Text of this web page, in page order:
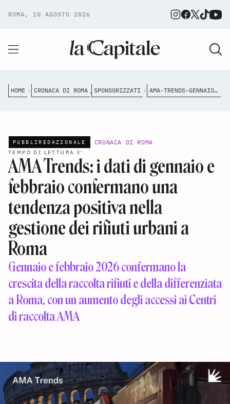
ROMA, 10 AGOSTO 2026
HOME CRONACA DI ROMA , SPONSORIZZATI AMA-TRENDS-GENNAIO-FEBBRAIO-2026-RIFIUTI-ROMA
PUBBLIREDAZIONALE CRONACA DI ROMA
TEMPO DI LETTURA 3'
AMA Trends: i dati di gennaio e
febbraio confermano una
tendenza positiva nella
gestione dei rifiuti urbani a
Roma
Gennaio e febbraio 2026 confermano la
crescita della raccolta rifiuti e della differenziata
a Roma, con un aumento degli accessi ai Centri
di raccolta AMA